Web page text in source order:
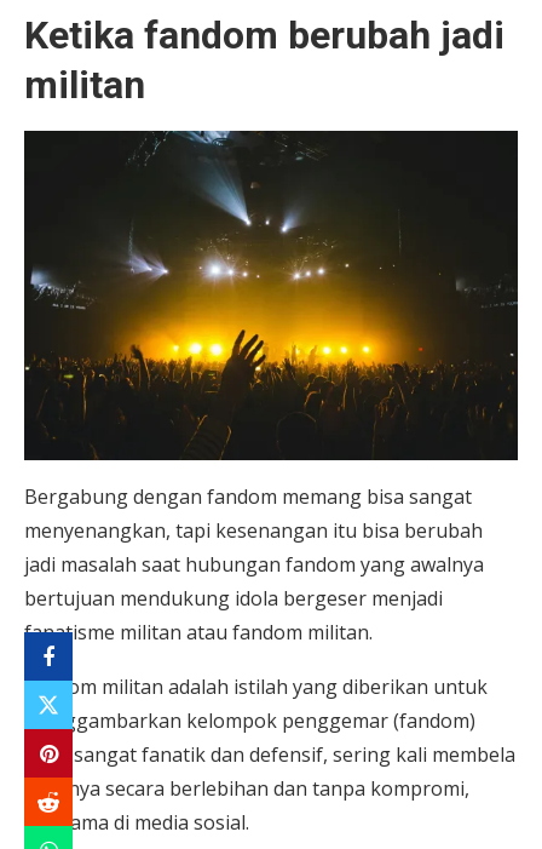
Ketika fandom berubah jadi
militan
Bergabung dengan fandom memang bisa sangat
menyenangkan, tapi kesenangan itu bisa berubah
jadi masalah saat hubungan fandom yang awalnya
bertujuan mendukung idola bergeser menjadi
fanatisme militan atau fandom militan.
Fandom militan adalah istilah yang diberikan untuk
menggambarkan kelompok penggemar (fandom)
yang sangat fanatik dan defensif, sering kali membela
idolanya secara berlebihan dan tanpa kompromi,
terutama di media sosial.